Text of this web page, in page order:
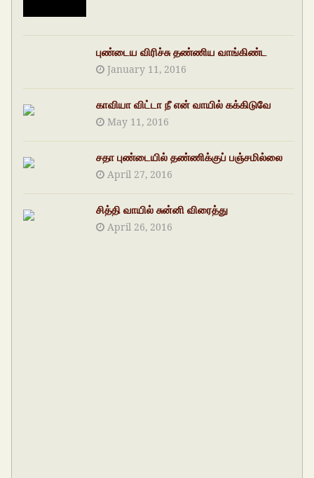
புண்டைய விரிச்சு தண்ணிய வாங்கிண்ட
January 11, 2016
காவியா விட்டா நீ என் வாயில் கக்கிடுவே
May 11, 2016
சதா புண்டையில் தண்ணிக்குப் பஞ்சமில்லை
April 27, 2016
சித்தி வாயில் சுன்னி விரைத்து
April 26, 2016